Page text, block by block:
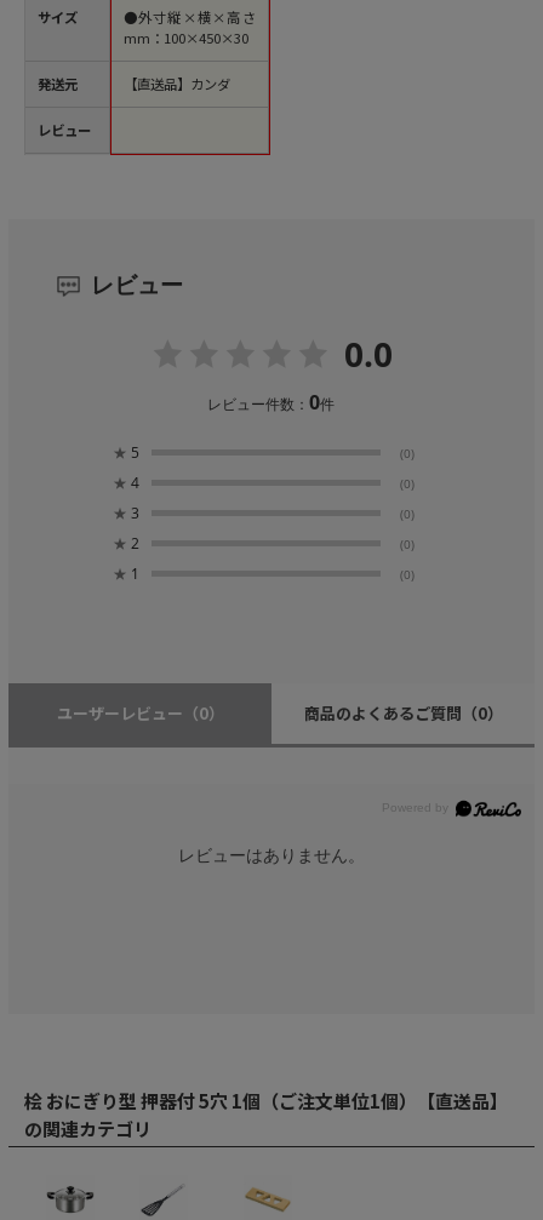
サイズ
発送元
レビュー
●外寸縦×横×高さ
mm：100×450×30
【直送品】カンダ
レビュー
0.0
レビュー件数：0件
★ 5 (0)
★ 4 (0)
★ 3 (0)
★ 2 (0)
★ 1 (0)
ユーザーレビュー （0） 商品のよくあるご質問 （0）
レビューはありません。
桧 おにぎり型 押器付 5穴 1個（ご注文単位1個）【直送品】
の関連カテゴリ